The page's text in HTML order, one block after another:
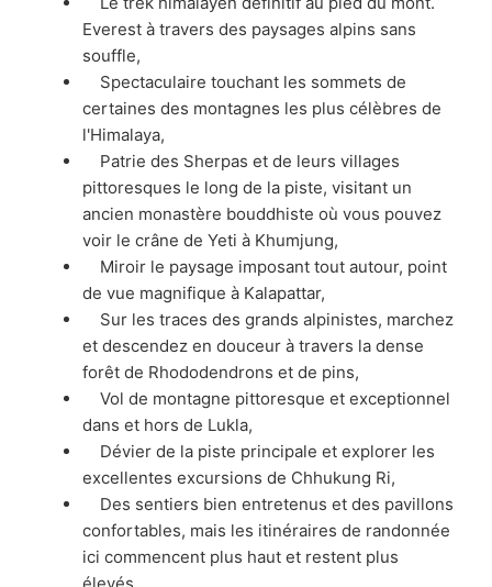
Everest à travers des paysages alpins sans
souffle,
Spectaculaire touchant les sommets de
certaines des montagnes les plus célèbres de
l'Himalaya,
Patrie des Sherpas et de leurs villages
pittoresques le long de la piste, visitant un
ancien monastère bouddhiste où vous pouvez
voir le crâne de Yeti à Khumjung,
Miroir le paysage imposant tout autour, point
de vue magnifique à Kalapattar,
Sur les traces des grands alpinistes, marchez
et descendez en douceur à travers la dense
forêt de Rhododendrons et de pins,
Vol de montagne pittoresque et exceptionnel
dans et hors de Lukla,
Dévier de la piste principale et explorer les
excellentes excursions de Chhukung Ri,
Des sentiers bien entretenus et des pavillons
confortables, mais les itinéraires de randonnée
ici commencent plus haut et restent plus